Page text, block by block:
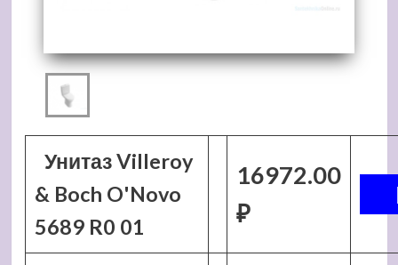
Унитаз Villeroy
& Boch O'Novo
5689 R0 01
16972.00
₽